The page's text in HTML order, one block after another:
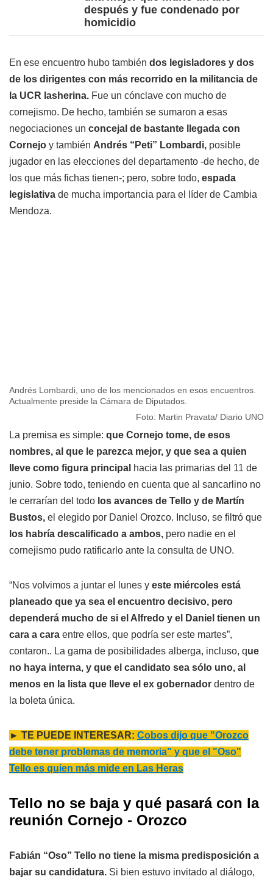
después y fue condenado por
homicidio
En ese encuentro hubo también dos legisladores y dos
de los dirigentes con más recorrido en la militancia de
la UCR lasherina. Fue un cónclave con mucho de
cornejismo. De hecho, también se sumaron a esas
negociaciones un concejal de bastante llegada con
Cornejo y también Andrés “Peti” Lombardi, posible
jugador en las elecciones del departamento -de hecho, de
los que más fichas tienen-; pero, sobre todo, espada
legislativa de mucha importancia para el líder de Cambia
Mendoza.
Andrés Lombardi, uno de los mencionados en esos encuentros.
Actualmente preside la Cámara de Diputados.
Foto: Martin Pravata/ Diario UNO
La premisa es simple: que Cornejo tome, de esos
nombres, al que le parezca mejor, y que sea a quien
lleve como figura principal hacia las primarias del 11 de
junio. Sobre todo, teniendo en cuenta que al sancarlino no
le cerrarían del todo los avances de Tello y de Martín
Bustos, el elegido por Daniel Orozco. Incluso, se filtró que
los habría descalificado a ambos, pero nadie en el
cornejismo pudo ratificarlo ante la consulta de UNO.
“Nos volvimos a juntar el lunes y este miércoles está
planeado que ya sea el encuentro decisivo, pero
dependerá mucho de si el Alfredo y el Daniel tienen un
cara a cara entre ellos, que podría ser este martes”,
contaron.. La gama de posibilidades alberga, incluso, que
no haya interna, y que el candidato sea sólo uno, al
menos en la lista que lleve el ex gobernador dentro de
la boleta única.
► TE PUEDE INTERESAR: Cobos dijo que "Orozco
debe tener problemas de memoria" y que el "Oso"
Tello es quien más mide en Las Heras
Tello no se baja y qué pasará con la
reunión Cornejo - Orozco
Fabián “Oso” Tello no tiene la misma predisposición a
bajar su candidatura. Si bien estuvo invitado al diálogo,